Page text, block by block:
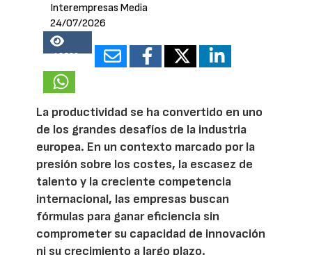
Interempresas Media
24/07/2026
18529
La productividad se ha convertido en uno
de los grandes desafíos de la industria
europea. En un contexto marcado por la
presión sobre los costes, la escasez de
talento y la creciente competencia
internacional, las empresas buscan
fórmulas para ganar eficiencia sin
comprometer su capacidad de innovación
ni su crecimiento a largo plazo.